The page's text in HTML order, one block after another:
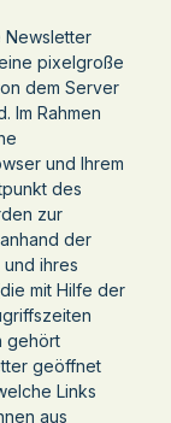
Newsletter
pixelgroße
dem Server
Im Rahmen
und Ihrem
des
zur
der
ihres
mit Hilfe der
gehört
geöffnet
Links
aus